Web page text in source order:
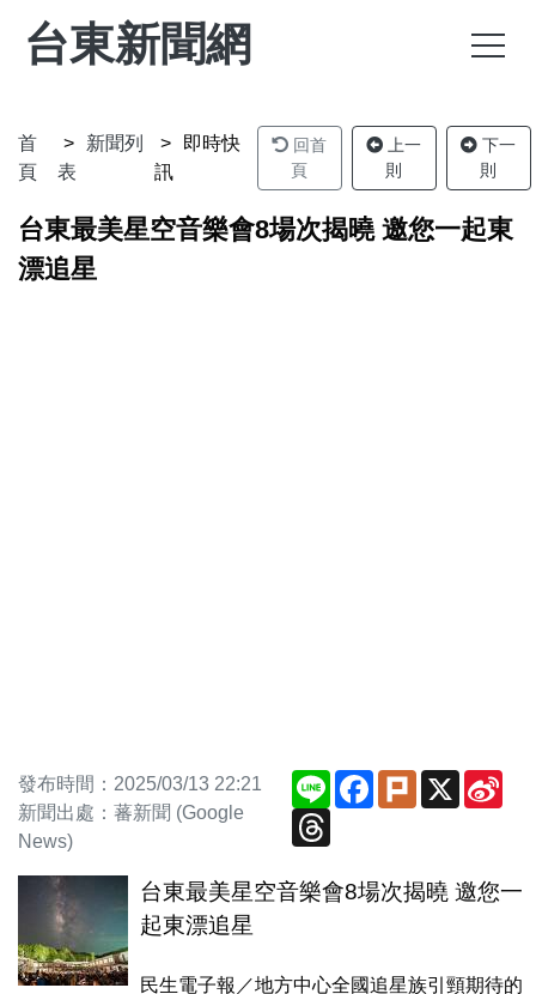
台東新聞網
首
頁
新聞列
表
即時快
訊
回首
頁
上一
則
下一
則
台東最美星空音樂會8場次揭曉 邀您一起東
漂追星
發布時間：2025/03/13 22:21
新聞出處：蕃新聞 (Google
News)
Line Facebook
Plurk X
台東最美星空音樂會8場次揭曉 邀您一
起東漂追星
民生電子報／地方中心全國追星族引頸期待的